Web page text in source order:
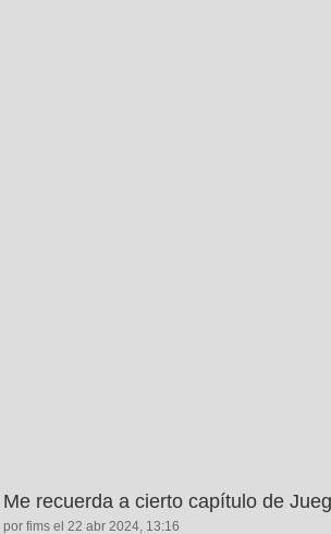
Me recuerda a cierto capítulo de
por fims el 22 abr 2024, 13:16